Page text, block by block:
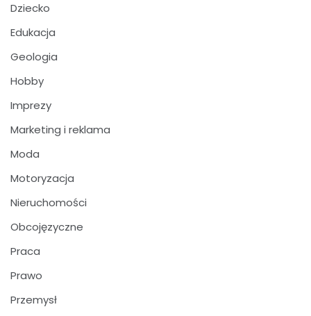
Dziecko
Edukacja
Geologia
Hobby
Imprezy
Marketing i reklama
Moda
Motoryzacja
Nieruchomości
Obcojęzyczne
Praca
Prawo
Przemysł